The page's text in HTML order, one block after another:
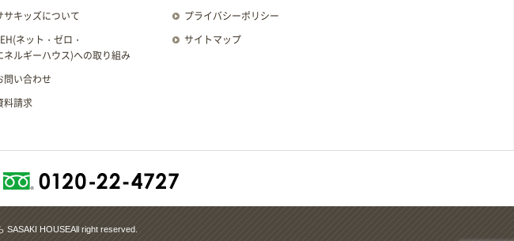
サキッズについて
(ネット・ゼロ・
ネルギーハウス)への取り組み
問い合わせ
料請求
プライバシーポリシー
サイトマップ
SASAKI HOUSEAll right reserved.